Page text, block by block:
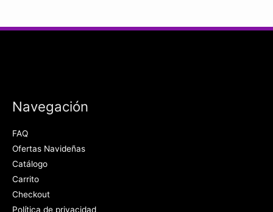
Navegación
FAQ
Ofertas Navideñas
Catálogo
Carrito
Checkout
Política de privacidad